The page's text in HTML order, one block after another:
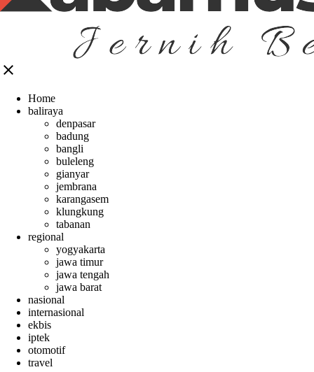
close
Home
baliraya
denpasar
badung
bangli
buleleng
gianyar
jembrana
karangasem
klungkung
tabanan
regional
yogyakarta
jawa timur
jawa tengah
jawa barat
nasional
internasional
ekbis
iptek
otomotif
travel